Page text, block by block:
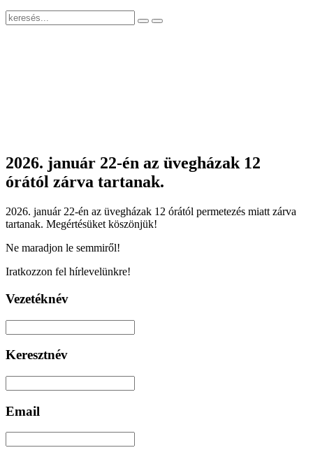
2026. január 22-én az üvegházak 12
órától zárva tartanak.
2026. január 22-én az üvegházak 12 órától permetezés miatt zárva
tartanak. Megértésüket köszönjük!
Ne maradjon le semmiről!
Iratkozzon fel hírlevelünkre!
Vezetéknév
Keresztnév
Email